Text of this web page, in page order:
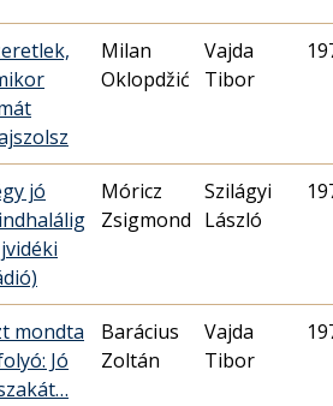
Milan
Oklopdžić
Vajda
Tibor
jó
Móricz
Zsigmond
Szilágyi
László
mondta
Jó
Barácius
Zoltán
Vajda
Tibor